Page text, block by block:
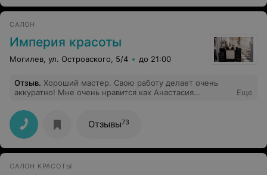
САЛОН
Империя красоты
Могилев, ул. Островского, 5/4 до 21:00
Отзыв. Хороший мастер. Свою работу делает очень
аккуратно! Мне очень нравится как Анастасия
Вам благ и успехов в работе!
Еще
Отзывы73
САЛОН КРАСОТЫ